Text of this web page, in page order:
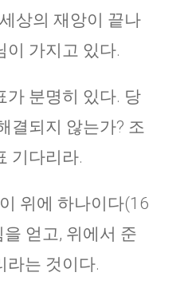
상의 재앙이 끝나
이 가지고 있다.
가 분명히 있다. 당
결되지 않는가? 조
기다리라.
위에 하나이다(16
얻고, 위에서 준
라는 것이다.